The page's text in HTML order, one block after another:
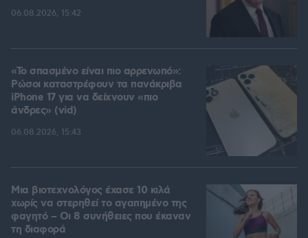
06.08.2026, 15:42
«Το σπασμένο είναι πιο αρρενωπό»:
Ρώσοι καταστρέφουν τα πανάκριβα
iPhone 17 για να δείχνουν «πιο
άνδρες» (vid)
06.08.2026, 15:43
Μια βιοτεχνολόγος έχασε 10 κιλά
χωρίς να στερηθεί το αγαπημένο της
φαγητό – Οι 8 συνήθειες που έκαναν
τη διαφορά